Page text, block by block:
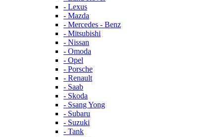
- Lexus
- Mazda
- Mercedes - Benz
- Mitsubishi
- Nissan
- Omoda
- Opel
- Porsche
- Renault
- Saab
- Skoda
- Ssang Yong
- Subaru
- Suzuki
- Tank